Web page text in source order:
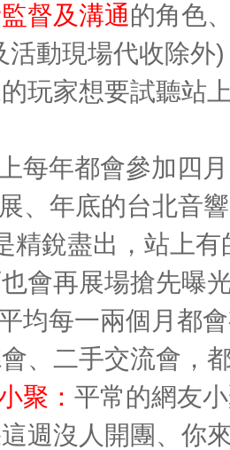
督及溝通的角色
活動現場代收除外)
玩家想要試聽站
每年都會參加四
、年底的台北音
精銳盡出，站上
會再展場搶先曝
均每一兩個月都
、二手交流會，
聚： 平常的網友
週沒人開團、你